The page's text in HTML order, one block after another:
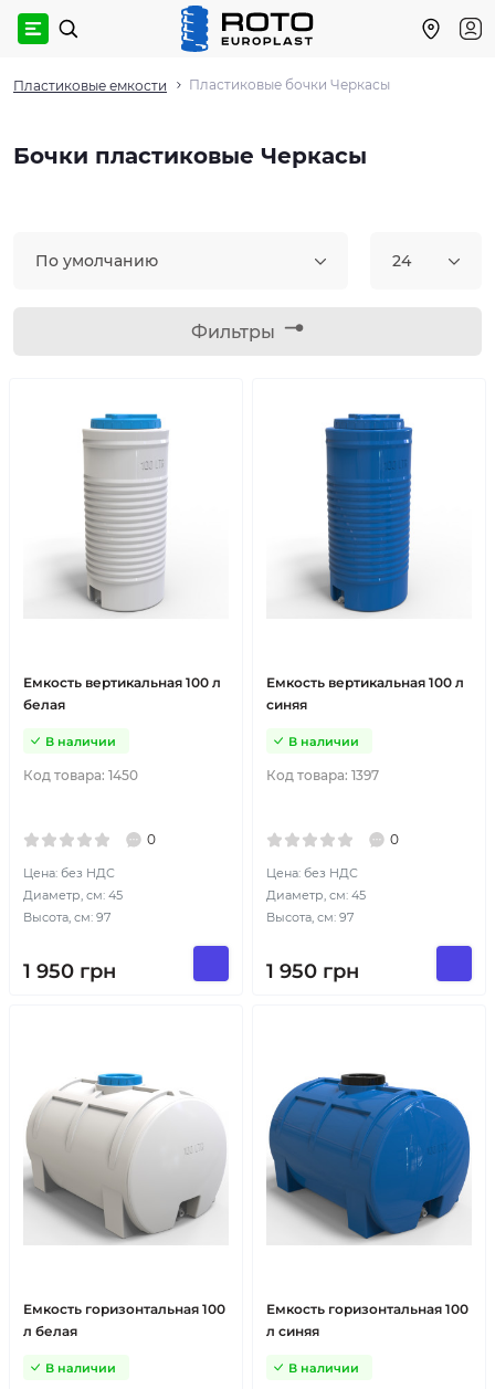
Пластиковые емкости Пластиковые бочки Черкасы
Бочки пластиковые Черкасы
По умолчанию 24
Фильтры
Емкость вертикальная 100 л
белая
Код товара: 1450
В наличии
0
Цена: без НДС
Диаметр, см: 45
Высота, см: 97
1 950 грн
Емкость вертикальная 100 л
синяя
Код товара: 1397
В наличии
0
Цена: без НДС
Диаметр, см: 45
Высота, см: 97
1 950 грн
Емкость горизонтальная 100
л белая
В наличии
Емкость горизонтальная 100
л синяя
В наличии